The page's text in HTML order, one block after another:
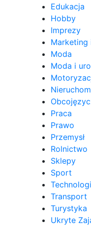
Edukacja
Hobby
Imprezy
Marketing
Moda
Moda i
Praca
Prawo
Przemysł
Rolnictwo
Sklepy
Sport
Transport
Turystyka
Ukryte